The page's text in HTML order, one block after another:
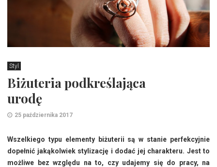
Styl
Biżuteria podkreślająca
urodę
25 października 2017
Wszelkiego typu elementy biżuterii są w stanie perfekcyjnie
dopełnić jakąkolwiek stylizację i dodać jej charakteru. Jest to
możliwe bez względu na to, czy udajemy się do pracy, na